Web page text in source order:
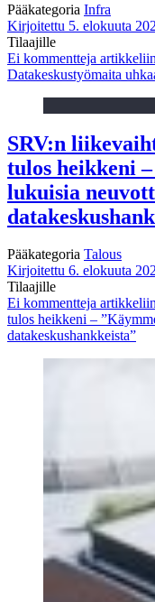
Pääkategoria Infra
Kirjoitettu 5. elokuuta
Tilaajille
Ei kommentteja
Datakeskustyömaita
SRV:n
tulos heikkeni
lukuisia
Pääkategoria Talous
Kirjoitettu 6. elokuuta
Tilaajille
Ei kommentteja
tulos heikkeni –
datakeskushankkeista”